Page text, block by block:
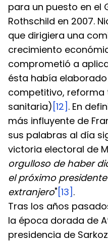
para un puesto en el
Rothschild en 2007.
que dirigiera una
crecimiento
comprometió a
ésta había
competitivo,
sanitaria) [12] . En
más influyente de
sus palabras al día
victoria electoral de
orgulloso de haber
el próximo
extranjero" [13] .
Tras los años
la época dorada de
presidencia de